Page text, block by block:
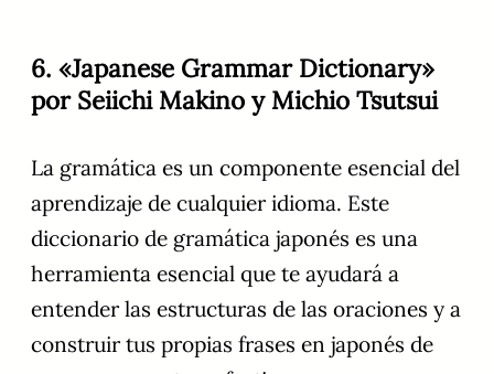
6. «Japanese Grammar Dictionary»
por Seiichi Makino y Michio Tsutsui
La gramática es un componente esencial del
aprendizaje de cualquier idioma. Este
diccionario de gramática japonés es una
herramienta esencial que te ayudará a
entender las estructuras de las oraciones y a
construir tus propias frases en japonés de